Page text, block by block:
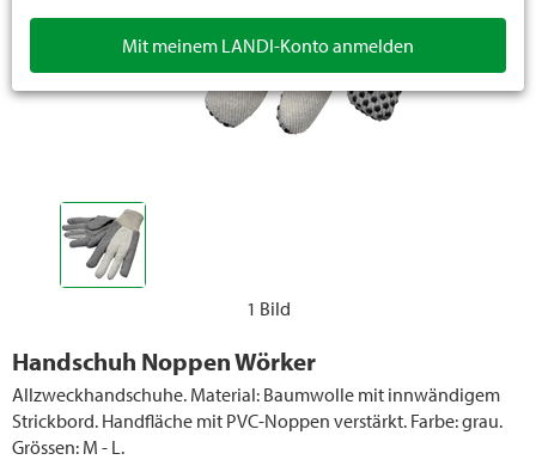
1 Bild
Handschuh Noppen Wörker
Allzweckhandschuhe. Material: Baumwolle mit innwändigem
Strickbord. Handfläche mit PVC-Noppen verstärkt. Farbe: grau.
Grössen: M - L.
Mit meinem LANDI-Konto anmelden